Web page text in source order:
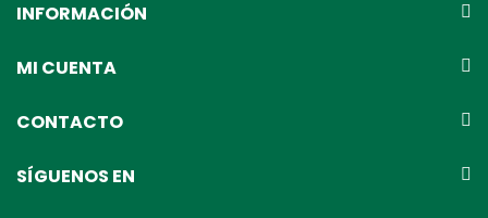
INFORMACIÓN
MI CUENTA
CONTACTO
SÍGUENOS EN